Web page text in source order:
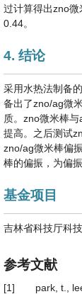
过计算得出zno
0.44。
4. 结论
采用水热法制备
备出了zno/ag微
质。zno微米棒
提高。之后测试
zno/ag微米棒偏
棒的偏振，为偏
基金项目
吉林省科技厅科
参考文献
[1]
park, t.,